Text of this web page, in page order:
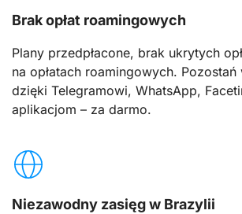
Brak opłat roamingowych
Plany przedpłacone, brak ukrytych
na opłatach roamingowych.
dzięki Telegramowi, WhatsApp,
aplikacjom – za darmo.
Niezawodny zasięg w Brazylii